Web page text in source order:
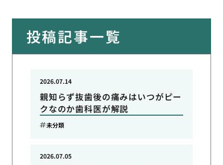
投稿記事一覧
親知らず抜歯後の痛みはいつがピー
クなのか歯科医が解説
2026.07.14
未分類
2026.07.05